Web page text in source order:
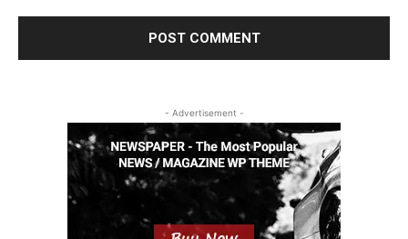
- Advertisement -